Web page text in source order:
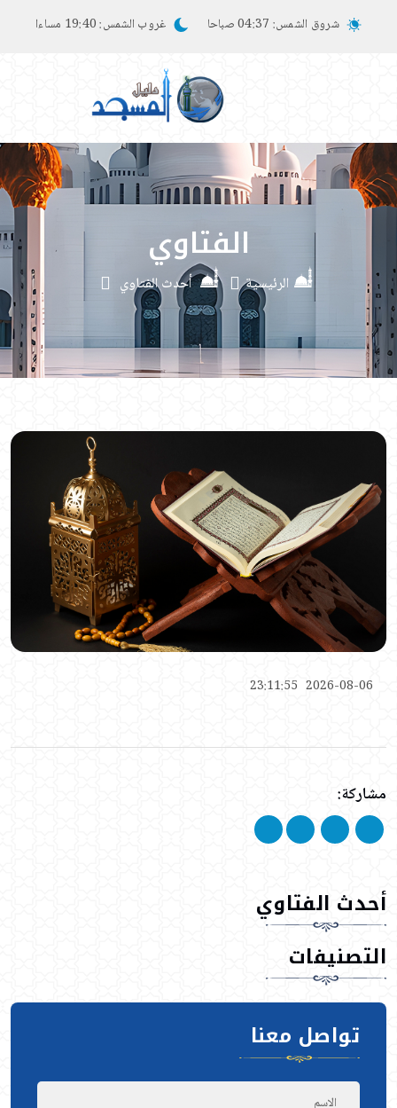
شروق الشمس: 04:37 صباحا غروب الشمس:19:40 مساءا
الفتاوي
الرئيسية أحدث الفتاوي
2026-08-06 23:11:55
مشاركة:
أحدث الفتاوي
التصنيفات
تواصل معنا